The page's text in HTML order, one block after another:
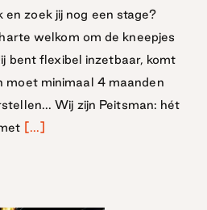
zoek jij nog een stage?
welkom om de kneepjes
bent flexibel inzetbaar, komt
moet minimaal 4 maanden
Wij zijn Peitsman: hét
[...]